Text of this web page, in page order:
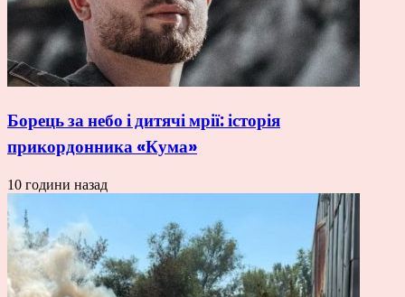
Борець за небо і дитячі мрії: історія
прикордонника «Кума»
10 години назад